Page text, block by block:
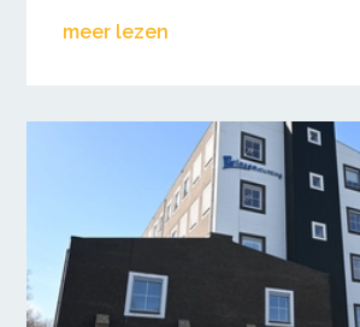
meer lezen